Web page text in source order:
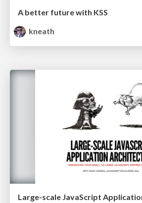
A better future with KSS
kneath
Large-scale JavaScript